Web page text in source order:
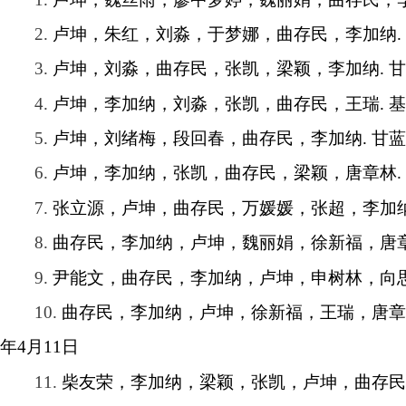
2. 卢坤，朱红，刘淼，于梦娜，曲存民，李加纳.
3. 卢坤，刘淼，曲存民，张凯，梁颖，李加纳.
4. 卢坤，李加纳，刘淼，张凯，曲存民，王瑞.
5. 卢坤，刘绪梅，段回春，曲存民，李加纳. 甘
6. 卢坤，李加纳，张凯，曲存民，梁颖，唐章林.
7. 张立源，卢坤，曲存民，万媛媛，张超，李加
8. 曲存民，李加纳，卢坤，魏丽娟，徐新福，唐
9. 尹能文，曲存民，李加纳，卢坤，申树林，
10. 曲存民，李加纳，卢坤，徐新福，王瑞，唐
年4月 11 日
11. 柴友荣，李加纳，梁颖，张凯，卢坤，曲存